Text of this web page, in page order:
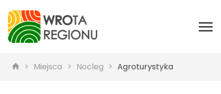
Miejsca Nocleg Agroturystyka